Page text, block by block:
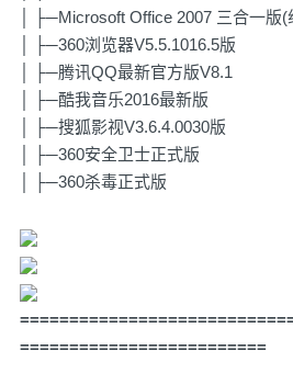
│ ├─Microsoft Office 2007 三合一版(
│ ├─360浏览器V5.5.1016.5版
│ ├─腾讯QQ最新官方版V8.1
│ ├─酷我音乐2016最新版
│ ├─搜狐影视V3.6.4.0030版
│ ├─360安全卫士正式版
│ ├─360杀毒正式版
=========================